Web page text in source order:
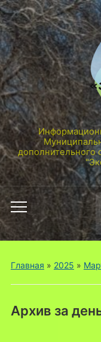
дополнительного
Переключить
мобильное
меню
Главная » 2025 »
Архив за